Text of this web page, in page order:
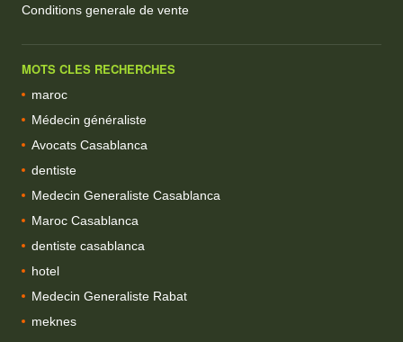
Conditions generale de vente
MOTS CLES RECHERCHES
maroc
Médecin généraliste
Avocats Casablanca
dentiste
Medecin Generaliste Casablanca
Maroc Casablanca
dentiste casablanca
hotel
Medecin Generaliste Rabat
meknes